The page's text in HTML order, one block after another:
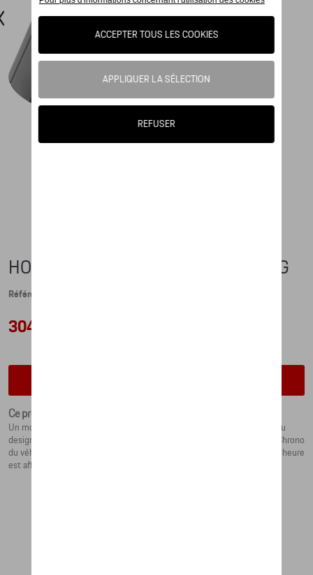
HORLOGE DE TABLE - 917 SALZBURG
Référence: WAP0709170PTUS
304,02 €
Ce produit n'est actuellement pas de stock
Un morceau d'histoire contemporaine : l'horloge de table avec cadran au
design de la 917 Salzburg a été conçue sur la base de l'horloge Sport Chrono
du véhicule. L'emblème de la 917 Salzbourg orne le dos de l'horloge. L'heure
est affichée sous forme analogique et numérique sur l'écran LCD.